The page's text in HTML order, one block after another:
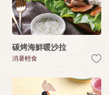
碳烤海鮮暖沙拉
消暑輕食